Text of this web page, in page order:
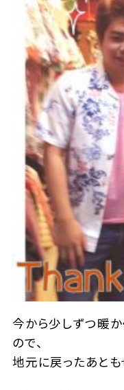
今から少しずつ暖
ので、
地元に戻ったあと